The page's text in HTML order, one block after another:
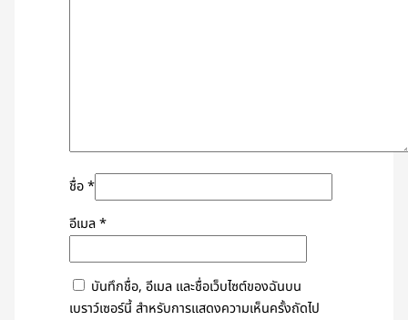
ชื่อ*
อีเมล*
บันทึกชื่อ, อีเมล และชื่อเว็บไซต์ของฉันบน
เบราว์เซอร์นี้ สำหรับการแสดงความเห็นครั้งถัดไป